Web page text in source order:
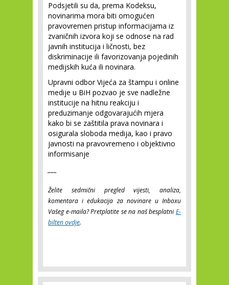
Podsjetili su da, prema Kodeksu,
novinarima mora biti omogućen
pravovremen pristup informacijama iz
zvaničnih izvora koji se odnose na rad
javnih institucija i ličnosti, bez
diskriminacije ili favorizovanja pojedinih
medijskih kuća ili novinara.
Upravni odbor Vijeća za štampu i online
medije u BiH pozvao je sve nadležne
institucije na hitnu reakciju i
preduzimanje odgovarajućih mjera
kako bi se zaštitila prava novinara i
osigurala sloboda medija, kao i pravo
javnosti na pravovremeno i objektivno
informisanje
Želite sedmični pregled vijesti, analiza,
komentara i edukacija za novinare u Inboxu
Vašeg e-maila? Pretplatite se na naš besplatni E-
bilten ovdje.